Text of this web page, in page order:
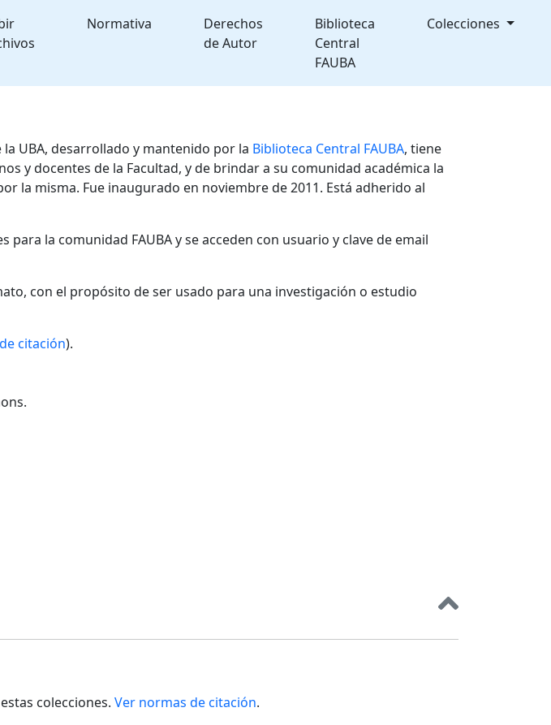
Normativa
Derechos
de Autor
Biblioteca
Central
FAUBA
Colecciones
UBA, desarrollado y mantenido por la Biblioteca Central FAUBA, tiene
y docentes de la Facultad, y de brindar a su comunidad académica la
la misma. Fue inaugurado en noviembre de 2011. Está adherido al
la comunidad FAUBA y se acceden con usuario y clave de email
con el propósito de ser usado para una investigación o estudio
citación).
colecciones. Ver normas de citación.